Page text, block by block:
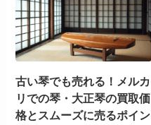
古い琴でも売れる！メルカ
リでの琴・大正琴の買取価
格とスムーズに売るポイン